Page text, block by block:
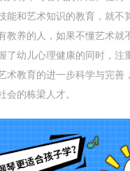
能和艺术知识的教育，就不
教养的人，如果不懂艺术就
了幼儿心理健康的同时，注
术教育的进一步科学与完善
会的栋梁人才。